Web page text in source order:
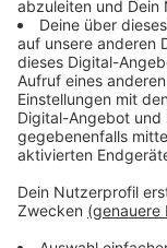
Gespräch zu
donnerstags
Sprechstunde.
Anzeige